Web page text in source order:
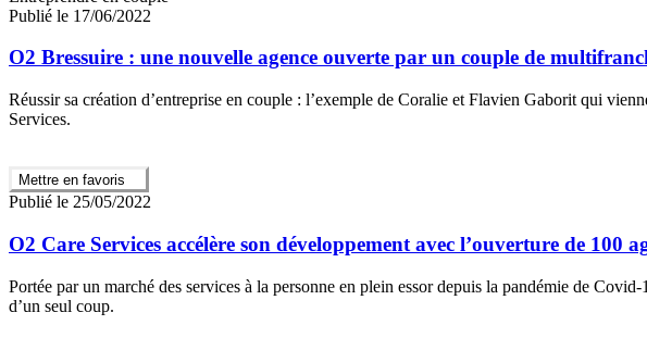
Publié le 17/06/2022
O2 Bressuire : une nouvelle agence ouverte par un couple de
Réussir sa création d’entreprise en couple : l’exemple de Coralie et Flavien Gaborit qui
Services.
Mettre en favoris
Publié le 25/05/2022
O2 Care Services accélère son développement avec l’ouverture de 100
Portée par un marché des services à la personne en plein essor depuis la pandémie de
d’un seul coup.